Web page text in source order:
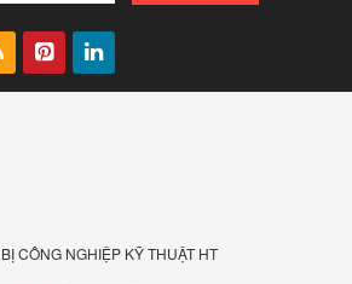
CÔNG NGHIỆP KỸ THUẬT HT